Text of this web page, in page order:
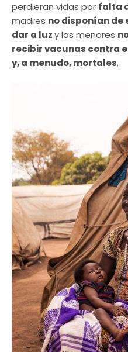
perdieran vidas por falta
madres no disponían de
dar a luzy los menores
recibir vacunas contra
y, a menudo, mortales.